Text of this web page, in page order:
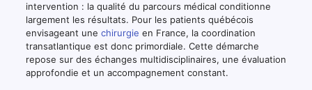
intervention : la qualité du parcours médical conditionne
largement les résultats. Pour les patients québécois
envisageant une chirurgie en France, la coordination
transatlantique est donc primordiale. Cette démarche
repose sur des échanges multidisciplinaires, une évaluation
approfondie et un accompagnement constant.